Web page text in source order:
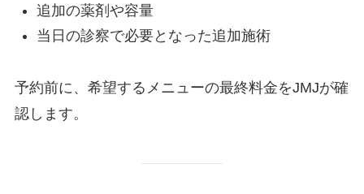
追加の薬剤や容量
当日の診察で必要となった追加施術
予約前に、希望するメニューの最終料金をJMJが確
認します。